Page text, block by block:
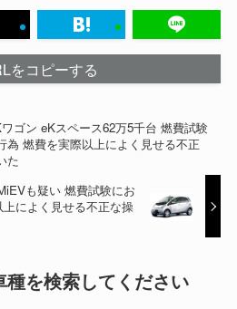
をコピーする
ゴン eKスペース62万5千台 燃費試験
為 燃費を実際以上によく見せる不正
た
も疑い 燃費試験にお
によく見せる不正な操
を検索してください